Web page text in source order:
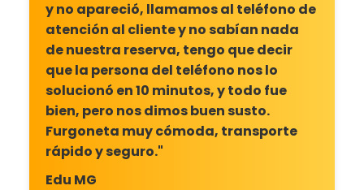
y no apareció, llamamos al teléfono de
atención al cliente y no sabían nada
de nuestra reserva, tengo que decir
que la persona del teléfono nos lo
solucionó en 10 minutos, y todo fue
bien, pero nos dimos buen susto.
Furgoneta muy cómoda, transporte
rápido y seguro."
Edu MG